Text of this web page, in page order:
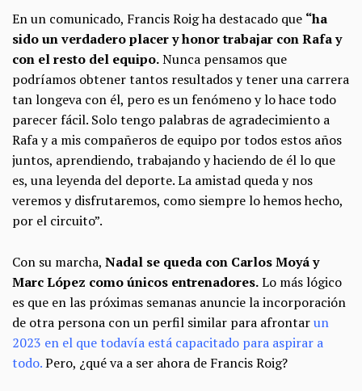
En un comunicado, Francis Roig ha destacado que “ha
sido un verdadero placer y honor trabajar con Rafa y
con el resto del equipo.Nunca pensamos que
podríamos obtener tantos resultados y tener una carrera
tan longeva con él, pero es un fenómeno y lo hace todo
parecer fácil. Solo tengo palabras de agradecimiento a
Rafa y a mis compañeros de equipo por todos estos años
juntos, aprendiendo, trabajando y haciendo de él lo que
es, una leyenda del deporte. La amistad queda y nos
veremos y disfrutaremos, como siempre lo hemos hecho,
por el circuito”.
Con su marcha, Nadal se queda con Carlos Moyá y
Marc López como únicos entrenadores.Lo más lógico
es que en las próximas semanas anuncie la incorporación
de otra persona con un perfil similar para afrontarun
2023 en el que todavía está capacitado para aspirar a
todo.Pero, ¿qué va a ser ahora de Francis Roig?